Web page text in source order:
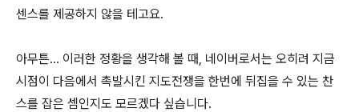
센스를 제공하지 않을 테고요.
아무튼... 이러한 정황을 생각해 볼 때, 네이버로서는 오히려 지금
시점이 다음에서 촉발시킨 지도전쟁을 한번에 뒤집을 수 있는 찬
스를 잡은 셈인지도 모르겠다 싶습니다.